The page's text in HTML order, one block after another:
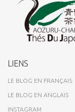
LIENS
LE BLOG EN FRANÇAIS
LE BLOG EN ANGLAIS
INSTAGRAM